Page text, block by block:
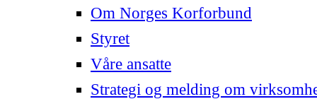
Om Norges Korforbund
Styret
Våre ansatte
Strategi og melding om